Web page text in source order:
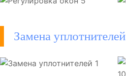
Замена уплотнителей